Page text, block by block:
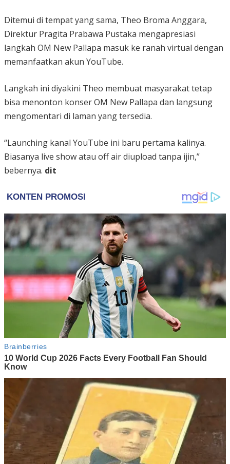
Ditemui di tempat yang sama, Theo Broma Anggara,
Direktur Pragita Prabawa Pustaka mengapresiasi
langkah OM New Pallapa masuk ke ranah virtual dengan
memanfaatkan akun YouTube.
Langkah ini diyakini Theo membuat masyarakat tetap
bisa menonton konser OM New Pallapa dan langsung
mengomentari di laman yang tersedia.
“Launching kanal YouTube ini baru pertama kalinya.
Biasanya live show atau off air diupload tanpa ijin,”
bebernya. dit